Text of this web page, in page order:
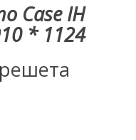
Case IH
* 1124